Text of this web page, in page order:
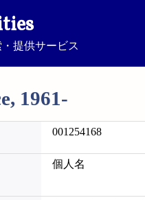
提供サービス
1961-
001254168
個人名